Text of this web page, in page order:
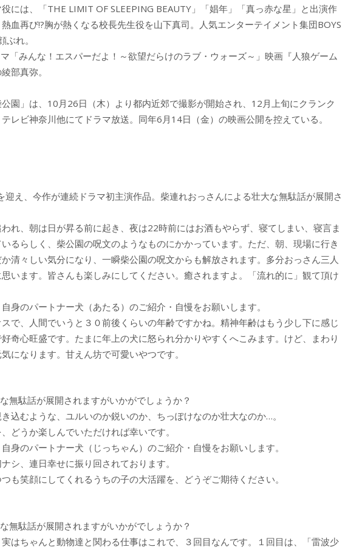
には、「THE LIMIT OF SLEEPING BEAUTY」「娼年」「真っ赤な星」と出演作
血再び!?胸が熱くなる校長先生役を山下真司。人気エンターテイメント集団BOYS
れ。
「みんな！エスパーだよ！～欲望だらけのラブ・ウォーズ～」映画『人狼ゲーム
部真弥。
園」は、10月26日（木）より都内近郊で撮影が開始され、12月上旬にクランク
レビ神奈川他にてドラマ放送。同年6月14日（金）の映画公開を控えている。
え、今作が連続ドラマ初主演作品。柴連れおっさんによる壮大な無駄話が展開さ
れ、朝は日が昇る前に起き、夜は22時前にはお酒もやらず、寝てしまい、寝言ま
るらしく、柴公園の呪文のようなものにかかっています。ただ、朝、現場に行き
清々しい気分になり、一瞬柴公園の呪文からも解放されます。多分おっさん三人
います。皆さんも楽しみにしてください。癒されますよ。「流れ的に」観て頂け
身のパートナー犬（あたる）のご紹介・自慢をお願いします。
で、人間でいうと３０前後くらいの年齢ですかね。精神年齢はもう少し下に感じ
奇心旺盛です。たまに年上の犬に怒られ分かりやすくへこみます。けど、まわり
になります。甘えん坊で可愛いやつです。
無駄話が展開されますがいかがでしょうか？
込むような、ユルいのか鋭いのか、ちっぽけなのか壮大なのか…。
どうか楽しんでいただければ幸いです。
身のパートナー犬（じっちゃん）のご紹介・自慢をお願いします。
シ、連日幸せに振り回されております。
も笑顔にしてくれるうちの子の大活躍を、どうぞご期待ください。
無駄話が展開されますがいかがでしょうか？
はちゃんと動物達と関わる仕事はこれで、３回目なんです。１回目は、「雷波少